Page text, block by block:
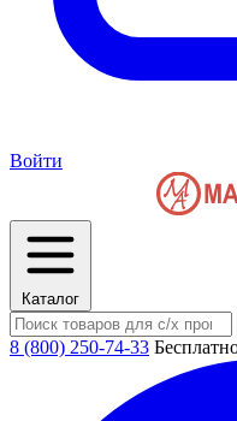
Войти
Каталог
8 (800) 250-74-33